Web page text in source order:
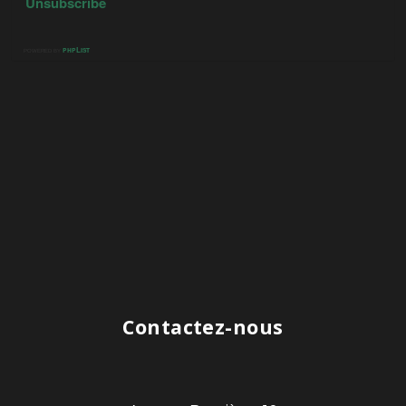
Contactez-nous